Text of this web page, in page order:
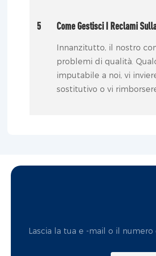
5 Come Gestisci I Reclami
Innanzitutto, il nostro
problemi di qualità.
imputabile a noi, vi
sostitutivo o vi
Lascia la tua e -mail o il